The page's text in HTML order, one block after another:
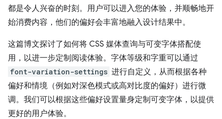
都是令人兴奋的时刻。用户可以进入您的体验，并顺畅地开
始消费内容，他们的偏好会丰富地融入设计结果中。
这篇博文探讨了如何将 CSS 媒体查询与可变字体搭配使
用，以进一步定制阅读体验。字体等级和字重可以通过
font-variation-settings 进行自定义，从而根据各种
偏好和情境（例如对深色模式或高对比度的偏好）进行微
调。我们可以根据这些偏好设置量身定制可变字体，以提供
更好的用户体验。